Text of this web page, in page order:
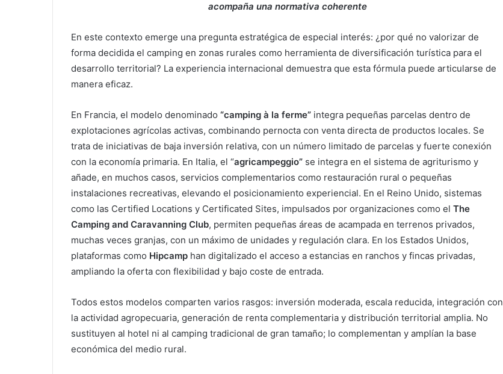
acompaña una normativa coherente
En este contexto emerge una pregunta estratégica de especial interés: ¿por qué no valorizar de
forma decidida el camping en zonas rurales como herramienta de diversificación turística para el
desarrollo territorial? La experiencia internacional demuestra que esta fórmula puede articularse de
manera eficaz.
En Francia, el modelo denominado “camping à la ferme” integra pequeñas parcelas dentro de
explotaciones agrícolas activas, combinando pernocta con venta directa de productos locales. Se
trata de iniciativas de baja inversión relativa, con un número limitado de parcelas y fuerte conexión
con la economía primaria. En Italia, el “agricampeggio” se integra en el sistema de agriturismo y
añade, en muchos casos, servicios complementarios como restauración rural o pequeñas
instalaciones recreativas, elevando el posicionamiento experiencial. En el Reino Unido, sistemas
como las Certified Locations y Certificated Sites, impulsados por organizaciones como el The
Camping and Caravanning Club, permiten pequeñas áreas de acampada en terrenos privados,
muchas veces granjas, con un máximo de unidades y regulación clara. En los Estados Unidos,
plataformas como Hipcamp han digitalizado el acceso a estancias en ranchos y fincas privadas,
ampliando la oferta con flexibilidad y bajo coste de entrada.
Todos estos modelos comparten varios rasgos: inversión moderada, escala reducida, integración con
la actividad agropecuaria, generación de renta complementaria y distribución territorial amplia. No
sustituyen al hotel ni al camping tradicional de gran tamaño; lo complementan y amplían la base
económica del medio rural.